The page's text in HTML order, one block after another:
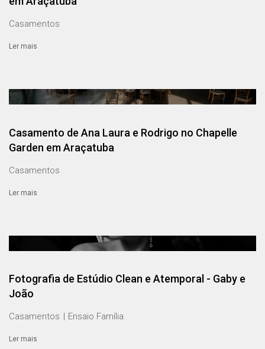
Casamentos
Ler mais
Casamento de Ana Laura e Rodrigo no Chapelle
Garden em Araçatuba
Casamentos
Ler mais
Fotografia de Estúdio Clean e Atemporal - Gaby e
João
Casamentos Ensaio Família
Ler mais